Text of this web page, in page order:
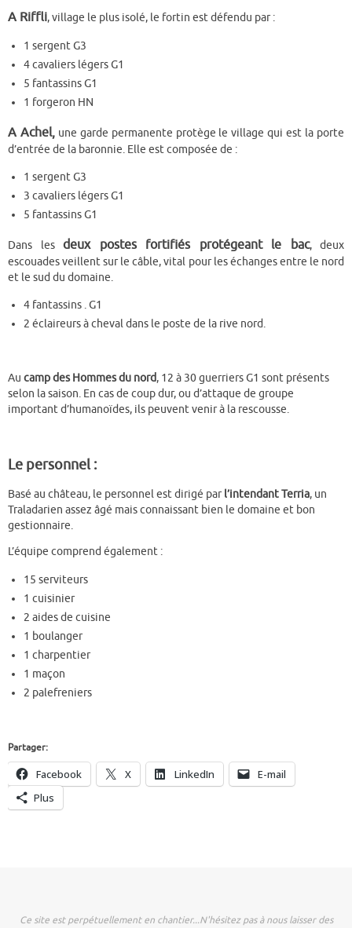
A Riffli, village le plus isolé, le fortin est défendu par :
1 sergent G3
4 cavaliers légers G1
5 fantassins G1
1 forgeron HN
A Achel,une garde permanente protège le village qui est la porte
d’entrée de la baronnie. Elle est composée de :
1 sergent G3
3 cavaliers légers G1
5 fantassins G1
Dans les deux postes fortifiés protégeant le bac, deux
escouades veillent sur le câble, vital pour les échanges entre le nord
et le sud du domaine.
4 fantassins . G1
2 éclaireurs à cheval dans le poste de la rive nord.
Au camp des Hommes du nord, 12 à 30 guerriers G1 sont présents
selon la saison. En cas de coup dur, ou d’attaque de groupe
important d’humanoïdes, ils peuvent venir à la rescousse.
Le personnel :
Basé au château, le personnel est dirigé parl’intendant Terria, un
Traladarien assez âgé mais connaissant bien le domaine et bon
gestionnaire.
L’équipe comprend également :
15 serviteurs
1 cuisinier
2 aides de cuisine
1 boulanger
1 charpentier
1 maçon
2 palefreniers
Partager:
Facebook X LinkedIn
E-mail
Plus
Ce site est perpétuellement en chantier...N'hésitez pas à nous laisser des